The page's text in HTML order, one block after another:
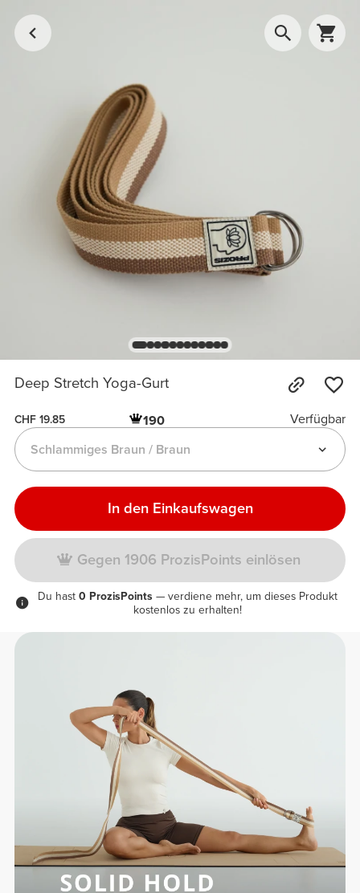
Deep Stretch Yoga-Gurt
CHF 19.85 190
Verfügbar
Schlammiges Braun / Braun
In den Einkaufswagen
Gegen 1906 ProzisPoints einlösen
Du hast 0 ProzisPoints — verdiene mehr, um dieses Produkt
kostenlos zu erhalten!